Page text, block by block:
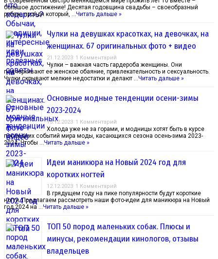
большое достижение! Десятая годовщина свадьбы – своеобразный
рубеж, пройдя который, …Читать дальше »
Чулки на девушках красотках, на девочках, на
женщинах. 67 оригинальных фото + видео
21.12.2023 1 Комментарий
Чулки – важная часть гардероба женщины. Они
подчеркивают ее женское обаяние, привлекательность и сексуальность.
Чулки скрывают мелкие недостатки и делают …Читать дальше »
Основные модные тенденции осени-зимы
2023-2024
13.12.2023 1 Комментарий
Холода уже не за горами, и модницы хотят быть в курсе
последних событий мира моды, касающихся сезона осень-зима 2023-
2024. Чтобы …Читать дальше »
Идеи маникюра на Новый 2024 год для
коротких ногтей
12.12.2023 1 Комментарий
В грядущем году на пике популярности будут короткие
ногти. Предлагаем рассмотреть наши фото-идеи для маникюра на Новый
год 2024 на …Читать дальше »
ТОП 50 пород маленьких собак. Плюсы и
минусы, рекомендации кинологов, отзывы
владельцев